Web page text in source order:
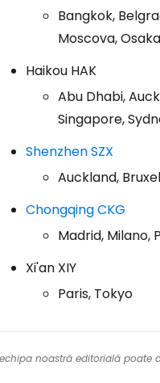
Bangkok,
Moscova,
Haikou HAK
Abu Dhabi,
Singapore,
Shenzhen SZX
Auckland,
Chongqing CKG
Madrid, Milano,
Xi'an XIY
Paris, Tokyo
noastră editorială